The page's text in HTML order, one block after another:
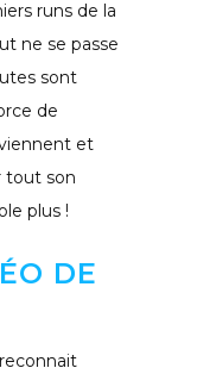
runs de la
ne se passe
sont
de
et
tout son
plus !
DE